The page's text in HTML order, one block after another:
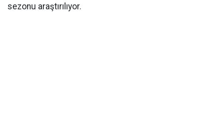
sezonu araştırılıyor.